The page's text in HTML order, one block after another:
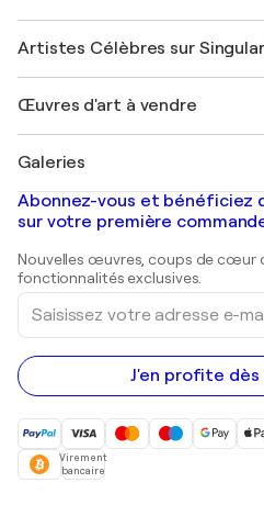
Rejoignez notre programme
Mon compte
+33 1 76 44 06 42
Magazine Singulart
Emplois
Découvrez une sélection d'art
Se connecter en tant
Artistes Célèbres sur
Marc Chagall
Banksy
Mr. Brainwash
Shepard Fairey
Œuvres d'art à vendre
Tableaux abstraits à vendre
Peintures de paysage
Estampes
Peintures acryliques
Galeries
Galeries d'art en France
Galeries d'art en Belgique
Abonnez-vous et bénéficiez
sur votre première
Nouvelles œuvres, coups de cœur
fonctionnalités exclusives.
Saisissez
votre
adresse
e-
mail
J'en profite
Virement
bancaire